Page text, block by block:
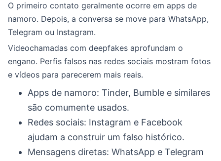
O primeiro contato geralmente ocorre em apps de
namoro. Depois, a conversa se move para WhatsApp,
Telegram ou Instagram.
Videochamadas com deepfakes aprofundam o
engano. Perfis falsos nas redes sociais mostram fotos
e vídeos para parecerem mais reais.
Apps de namoro: Tinder, Bumble e similares
são comumente usados.
Redes sociais: Instagram e Facebook
ajudam a construir um falso histórico.
Mensagens diretas: WhatsApp e Telegram